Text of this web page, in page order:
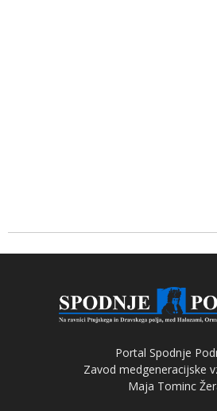
Portal Spodnje
Zavod medgeneracijske
Maja Tominc